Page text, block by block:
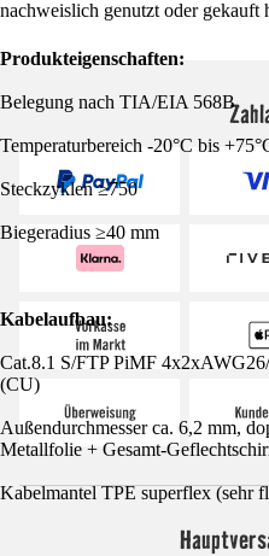
Produkteigenschaften:
Belegung nach TIA/EIA 568B
Temperaturbereich -20°C bis
Steckzyklen ≥750
Biegeradius ≥40 mm
Kabelaufbau:
Cat.8.1 S/FTP PiMF
(CU)
Außendurchmesser ca. 6,2 mm,
Metallfolie + Gesamt-
Kabelmantel TPE superflex (sehr
nachweislich genutzt oder gekauft